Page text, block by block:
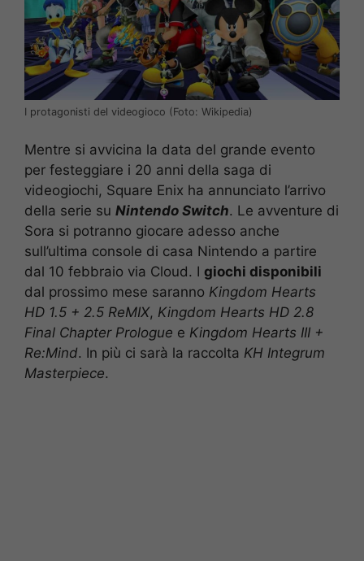
I protagonisti del videogioco (Foto: Wikipedia)
Mentre si avvicina la data del grande evento
per festeggiare i 20 anni della saga di
videogiochi, Square Enix ha annunciato l’arrivo
della serie su Nintendo Switch. Le avventure di
Sora si potranno giocare adesso anche
sull’ultima console di casa Nintendo a partire
dal 10 febbraio via Cloud. I giochi disponibili
dal prossimo mese saranno Kingdom Hearts
HD 1.5 + 2.5 ReMIX, Kingdom Hearts HD 2.8
Final Chapter Prologue e Kingdom Hearts III +
Re:Mind. In più ci sarà la raccolta KH Integrum
Masterpiece.